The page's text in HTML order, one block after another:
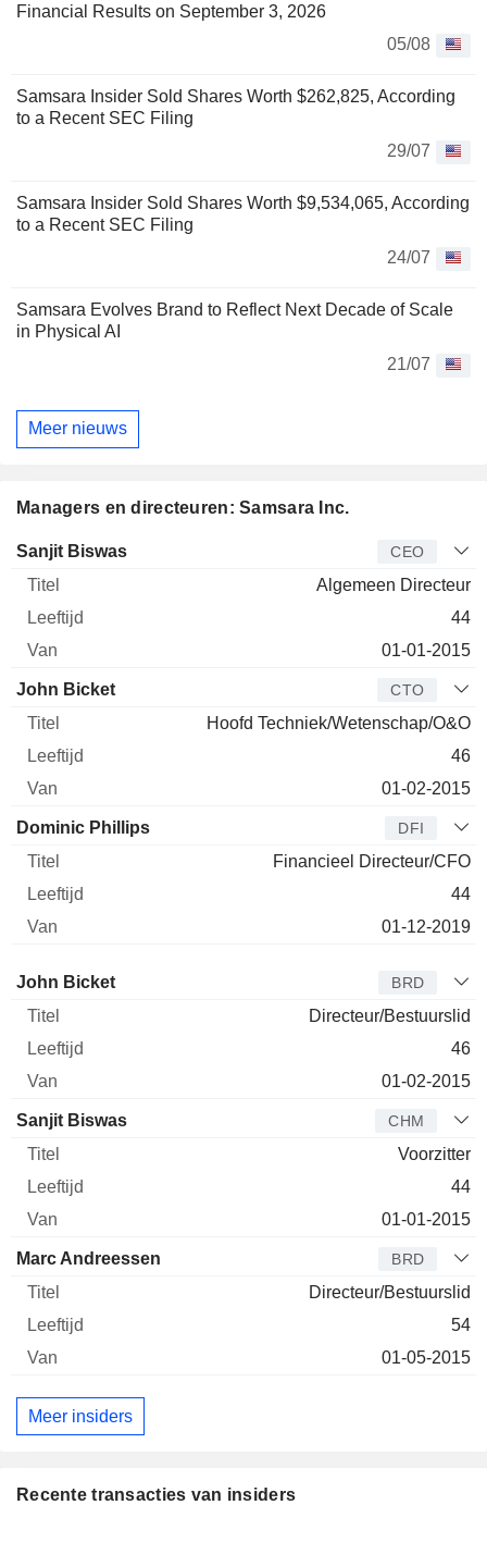
Financial Results on September 3, 2026
05/08
Samsara Insider Sold Shares Worth $262,825, According
to a Recent SEC Filing
29/07
Samsara Insider Sold Shares Worth $9,534,065, According
to a Recent SEC Filing
24/07
Samsara Evolves Brand to Reflect Next Decade of Scale
in Physical AI
21/07
Meer nieuws
Managers en directeuren: Samsara Inc.
Bedrijfsleider
Sanjit Biswas CEO
Algemeen Directeur
44
01-01-2015
John Bicket CTO
Hoofd Techniek/Wetenschap/O&O
46
01-02-2015
Dominic Phillips DFI
Financieel Directeur/CFO
44
01-12-2019
Bestuurder Titel
John Bicket BRD
Directeur/Bestuurslid
46
01-02-2015
Sanjit Biswas CHM
Voorzitter
44
01-01-2015
Marc Andreessen BRD
Directeur/Bestuurslid
54
01-05-2015
Meer insiders
Recente transacties van insiders